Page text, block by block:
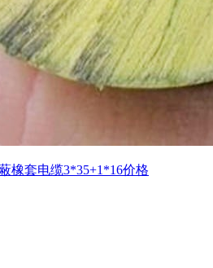
橡套电缆3*35+1*16价格